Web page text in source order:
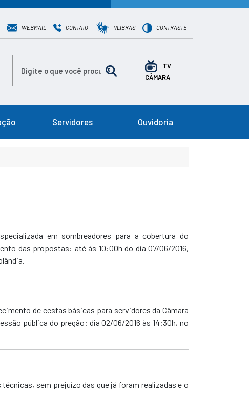
WEBMAIL CONTATO VLIBRAS CONTRASTE
TV
CÂMARA
Servidores Ouvidoria
em sombreadores para a cobertura do
das propostas: até às 10:00h do dia 07/06/2016,
de cestas básicas para servidores da Câmara
pública do pregão: dia 02/06/2016 às 14:30h, no
sem prejuízo das que já foram realizadas e o